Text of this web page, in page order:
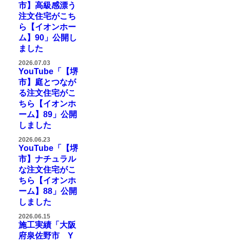
市】高級感漂う
注文住宅がこち
ら【イオンホー
ム】90」公開し
ました
2026.07.03
YouTube「【堺
市】庭とつなが
る注文住宅がこ
ちら【イオンホ
ーム】89」公開
しました
2026.06.23
YouTube「【堺
市】ナチュラル
な注文住宅がこ
ちら【イオンホ
ーム】88」公開
しました
2026.06.15
施工実績「大阪
府泉佐野市 Y